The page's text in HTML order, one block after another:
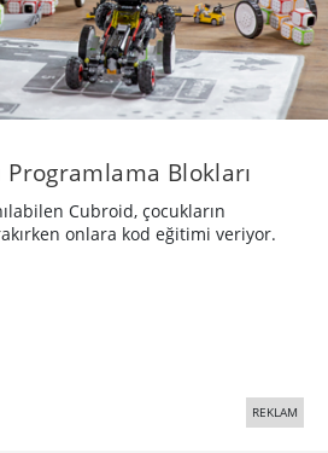
Blokları
Cubroid, çocukların
onlara kod eğitimi veriyor.
REKLAM